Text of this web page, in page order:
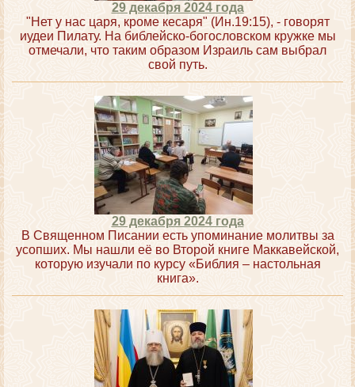
29 декабря 2024 года
"Нет у нас царя, кроме кесаря" (Ин.19:15), - говорят
иудеи Пилату. На библейско-богословском кружке мы
отмечали, что таким образом Израиль сам выбрал
свой путь.
29 декабря 2024 года
В Священном Писании есть упоминание молитвы за
усопших. Мы нашли её во Второй книге Маккавейской,
которую изучали по курсу «Библия – настольная
книга».